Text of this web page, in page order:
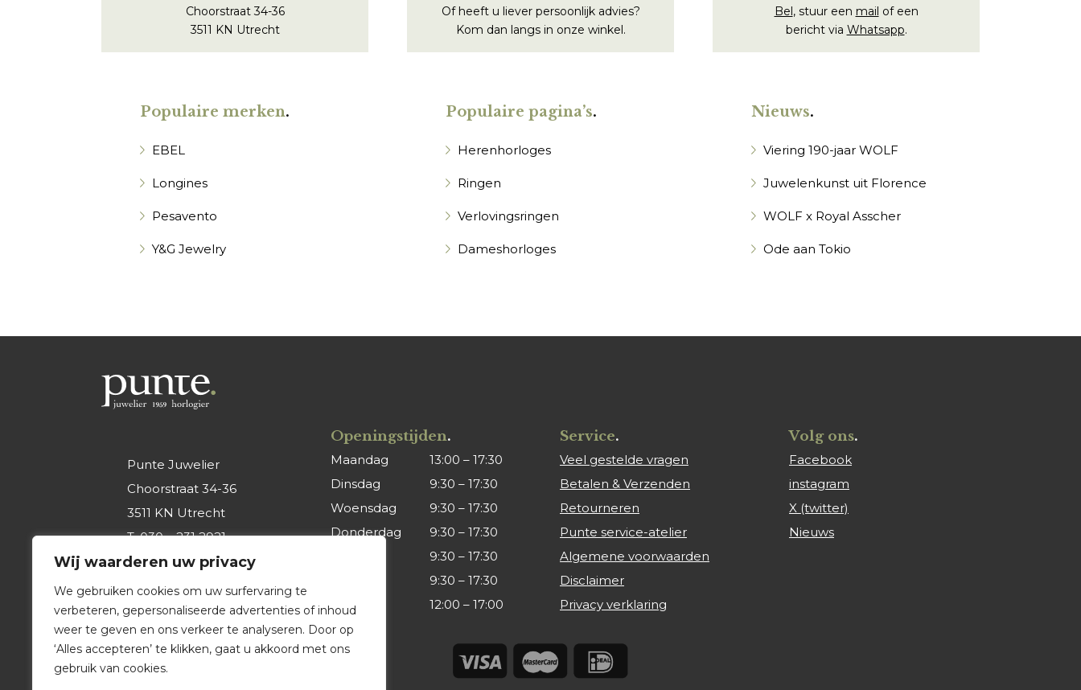
Wij waarderen uw privacy
We gebruiken cookies om uw surfervaring te
verbeteren, gepersonaliseerde advertenties of inhoud
weer te geven en ons verkeer te analyseren. Door op
‘Alles accepteren’ te klikken, gaat u akkoord met ons
gebruik van cookies.
Choorstraat 34-36
3511 KN Utrecht
Of heeft u liever persoonlijk advies?
Kom dan langs in onze winkel.
Bel, stuur een mail of een
bericht via Whatsapp.
Populaire merken.
EBEL
Longines
Pesavento
Y&G Jewelry
Populaire pagina’s.
Herenhorloges
Ringen
Verlovingsringen
Dameshorloges
Nieuws.
Viering 190-jaar WOLF
Juwelenkunst uit Florence
WOLF x Royal Asscher
Ode aan Tokio
Punte Juwelier
Choorstraat 34-36
3511 KN Utrecht
T.030 – 231 2921
E.info@punte-
juwelier.nl
Openingstijden.
Maandag
13:00 – 17:30
Dinsdag
9:30 – 17:30
Woensdag
9:30 – 17:30
Donderdag
9:30 – 17:30
9:30 – 17:30
9:30 – 17:30
Zondag
12:00 – 17:00
Service.
Veel gestelde vragen
Betalen & Verzenden
Retourneren
Punte service-atelier
Algemene voorwaarden
Disclaimer
Privacy verklaring
Volg ons.
Facebook
instagram
X (twitter)
Nieuws